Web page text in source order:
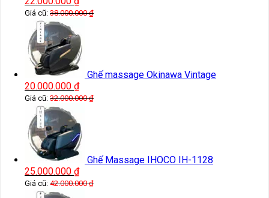
Giá cũ: 38.000.000₫
Ghế massage Okinawa Vintage
20.000.000 ₫
Giá cũ: 32.000.000₫
Ghế Massage IHOCO IH-1128
25.000.000 ₫
Giá cũ: 42.000.000₫